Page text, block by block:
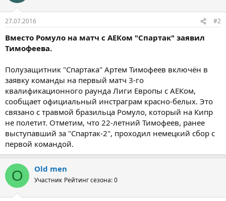
27.07.2016 #2
Вместо Ромуло на матч с АЕКом "Спартак" заявил
Тимофеева.
Полузащитник "Спартака" Артем Тимофеев включён в
заявку команды на первый матч 3-го
квалификационного раунда Лиги Европы с АЕКом,
сообщает официальный инстраграм красно-белых. Это
связано с травмой бразильца Ромуло, который на Кипр
не полетит. Отметим, что 22-летний Тимофеев, ранее
выступавший за "Спартак-2", проходил немецкий сбор с
первой командой.
O Old men
Участник Рейтинг сезона: 0